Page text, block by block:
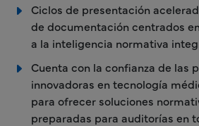
Ciclos de presentación
de documentación centrados
a la inteligencia normativa
Cuenta con la confianza de las
innovadoras en tecnología
para ofrecer soluciones
preparadas para auditorías en